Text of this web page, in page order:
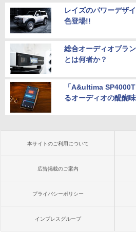
レイズのパワーデザ
色登場!!
総合オーディオブラ
とは何者か？
「A&ultima
るオーディオの醍醐味
本サイトのご利用について
広告掲載のご案内
プライバシーポリシー
インプレスグループ